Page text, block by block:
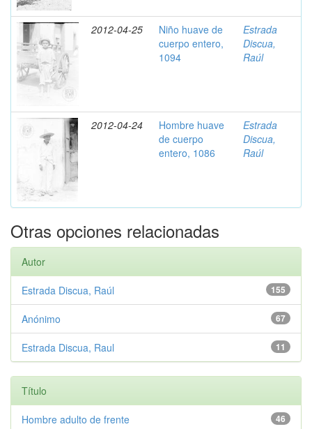
2012-04-25
Niño huave de
cuerpo entero,
1094
Estrada
Discua,
Raúl
2012-04-24
Hombre huave
de cuerpo
entero, 1086
Estrada
Discua,
Raúl
Otras opciones relacionadas
Autor
155
Estrada Discua, Raúl
67
Anónimo
11
Estrada Discua, Raul
Título
46
Hombre adulto de frente